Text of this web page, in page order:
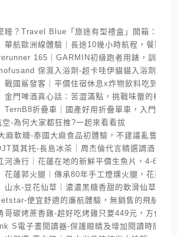
睡？Travel Blue「旅途有型禮盒」開箱：寧
華航歐洲線體驗｜長途10幾小時航程，餐點與
165｜GARMIN初級跑者用錶，訓練與
保濕入浴劑-超卡哇伊貓貓入浴劑，舒
戰國鯊發客｜平價住宿休息x炸物飲料吃到飽
金門啤酒真心話：苦澀滿點，挑戰味蕾的極限
TernB8折疊車｜國產好用折疊單車，入門款價
-為何大家都狂推?一起來看看拔
麻軟糖-泰國大麻食品初體驗，不建議亂嘗試
莫其托-長島冰茶｜周杰倫代言精選調酒，淡
河漁行｜花蓮在地的新鮮平價生魚片，4-6月還
花蓮郭火腿｜傳承80年手工煙燻火腿，花蓮伴
山水-豆花仙草｜濃濃黑糖香甜的軟滑仙草布丁
便宜舒適的廉航體驗，無銷售的飛航時間
哥碳烤蔗香雞-超好吃烤雞只要449元，方便又
S電子書閱讀器-保護眼睛及增加閱讀時間